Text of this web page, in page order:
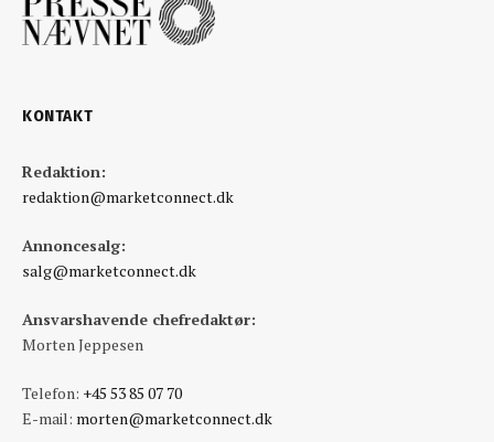
KONTAKT
Redaktion:
redaktion@marketconnect.dk
Annoncesalg:
salg@marketconnect.dk
Ansvarshavende chefredaktør:
Morten Jeppesen
Telefon: +45 53 85 07 70
E-mail: morten@marketconnect.dk